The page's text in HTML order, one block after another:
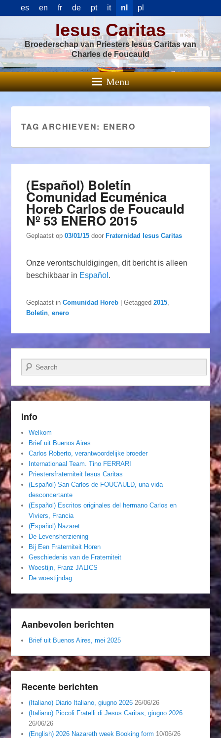
es en fr de pt it nl pl
Iesus Caritas
Broederschap van Priesters Iesus Caritas van
Charles de Foucauld
Menu
TAG ARCHIEVEN: ENERO
(Español) Boletín
Comunidad Ecuménica
Horeb Carlos de Foucauld
Nº 53 ENERO 2015
Geplaatst op03/01/15 door Fraternidad Iesus Caritas
Onze verontschuldigingen, dit bericht is alleen
beschikbaar in Español .
Geplaatst in Comunidad Horeb |Getagged 2015
Boletin ,enero
Zoeken
Info
Welkom
Brief uit Buenos Aires
Carlos Roberto, verantwoordelijke broeder
Internationaal Team. Tino FERRARI
Priestersfraterniteit Iesus Caritas
(Español) San Carlos de FOUCAULD, una vida
desconcertante
(Español) Escritos originales del hermano Carlos en
Viviers, Francia
(Español) Nazaret
De Levensherziening
Bij Een Fraterniteit Horen
Geschiedenis van de Fraterniteit
Woestijn, Franz JALICS
De woestijndag
Aanbevolen berichten
Brief uit Buenos Aires, mei 2025
Recente berichten
(Italiano) Diario Italiano, giugno 2026 26/06/26
(Italiano) Piccoli Fratelli di Jesus Caritas, giugno 2026
26/06/26
(English) 2026 Nazareth week Booking form 10/06/26